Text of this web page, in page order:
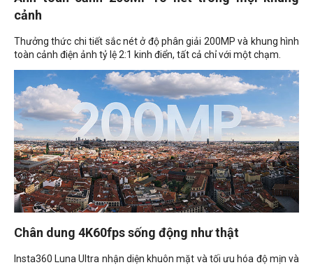
cảnh
Thưởng thức chi tiết sắc nét ở độ phân giải 200MP và khung hình
toàn cảnh điện ảnh tỷ lệ 2:1 kinh điển, tất cả chỉ với một chạm.
Chân dung 4K60fps sống động như thật
Insta360 Luna Ultra nhận diện khuôn mặt và tối ưu hóa độ mịn và